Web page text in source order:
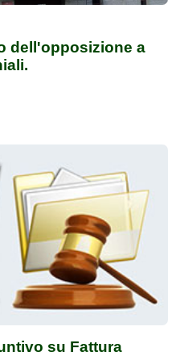
dell'opposizione a
su Fattura